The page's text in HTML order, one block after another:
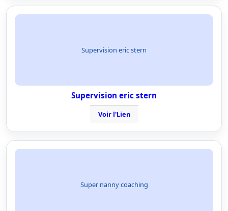
Supervision eric stern
Supervision eric stern
Voir l'Lien
Super nanny coaching